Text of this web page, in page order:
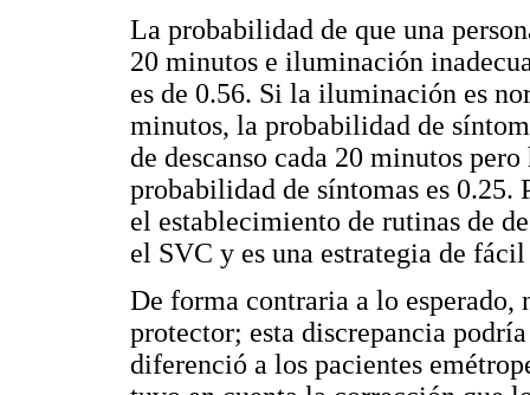
La probabilidad de que una
20 minutos e iluminación
es de 0.56. Si la iluminación es
minutos, la probabilidad de
de descanso cada 20 minutos
probabilidad de síntomas es 0.25.
el establecimiento de rutinas de
el SVC y es una estrategia de
De forma contraria a lo esperado,
protector; esta discrepancia
diferenció a los pacientes